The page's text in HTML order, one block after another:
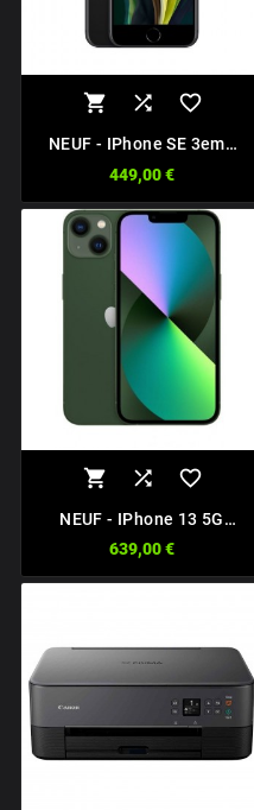
  
NEUF - IPhone SE 3eme
449,00 €
  
NEUF - IPhone 13 5G
639,00 €